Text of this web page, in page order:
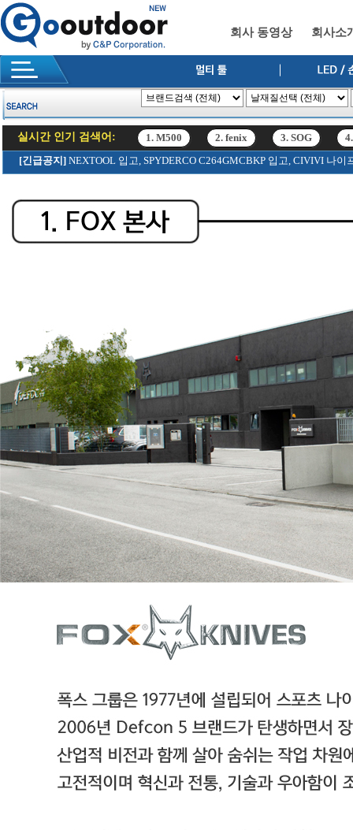
회사 동영상 회사소
실시간 인기 검색어: 1. M500 2. fenix 3. SOG
12. SRK
1. M500 2. fenix 3. SOG
[긴급공지] NEXTOOL 입고, SPYDERCO C264GMCBKP 입고, CIVIVI 나